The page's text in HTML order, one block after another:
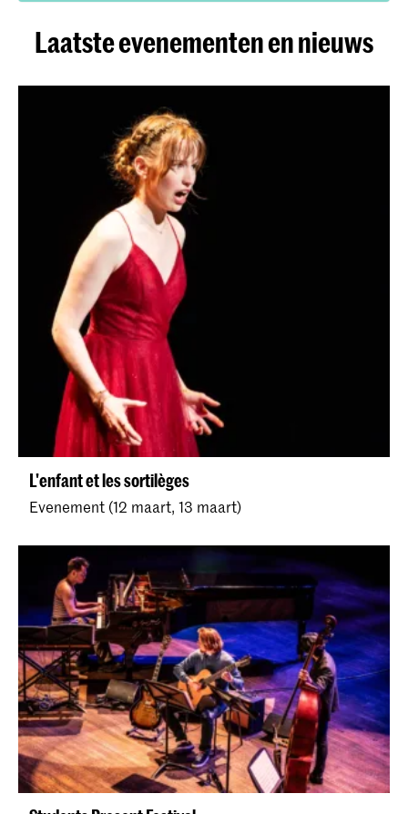
Laatste evenementen en nieuws
L'enfant et les sortilèges
Evenement (12 maart, 13 maart)